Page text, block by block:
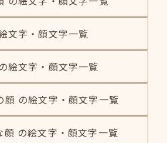
文字・顔文字一覧
絵文字・顔文字一覧
顔 の絵文字・顔文字一覧
顔 の絵文字・顔文字一覧